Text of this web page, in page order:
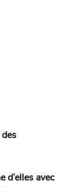
d’elles avec